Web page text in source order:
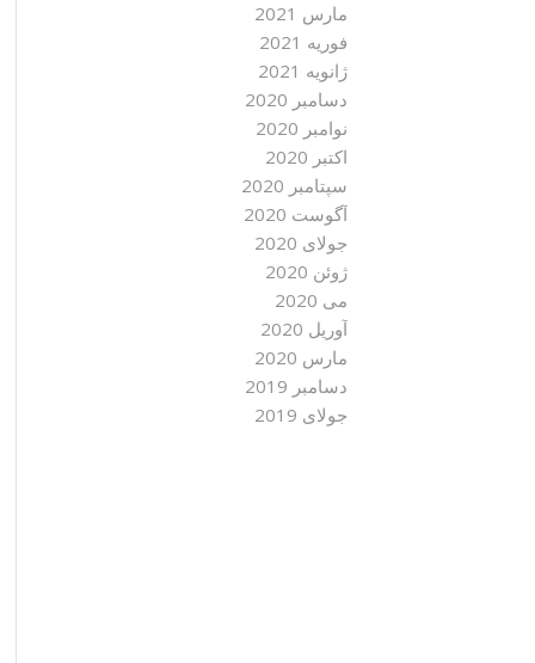
مارس 2021
فوریه 2021
ژانویه 2021
دسامبر 2020
نوامبر 2020
اکتبر 2020
سپتامبر 2020
آگوست 2020
جولای 2020
ژوئن 2020
می 2020
آوریل 2020
مارس 2020
دسامبر 2019
جولای 2019